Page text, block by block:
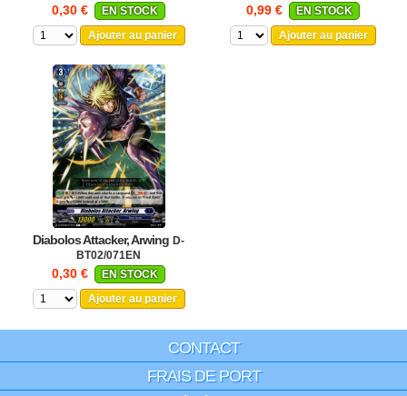
0,30 €
EN STOCK
Ajouter au panier
0,99 €
EN STOCK
Ajouter au panier
Diabolos Attacker, Arwing D-
BT02/071EN
0,30 €
EN STOCK
Ajouter au panier
CONTACT
FRAIS DE PORT